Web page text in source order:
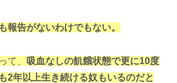
報告がないわけでもない。
て、 吸血なしの飢餓状態で更に10度
2年以上生き続ける奴もいるのだと